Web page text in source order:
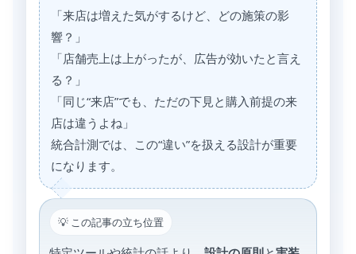
「来店は増えた気がするけど、どの施策の影
響？」
「店舗売上は上がったが、広告が効いたと言え
る？」
「同じ“来店”でも、ただの下見と購入前提の来
店は違うよね」
統合計測では、この“違い”を扱える設計が重要
になります。
💡 この記事の立ち位置